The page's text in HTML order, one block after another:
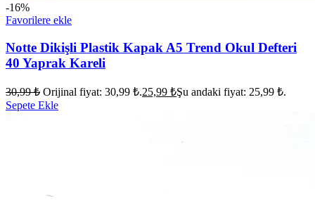
-16%
Favorilere ekle
Notte Dikişli Plastik Kapak A5 Trend Okul Defteri
40 Yaprak Kareli
30,99₺ Orijinal fiyat: 30,99 ₺.25,99 ₺Şu andaki fiyat: 25,99 ₺.
Sepete Ekle